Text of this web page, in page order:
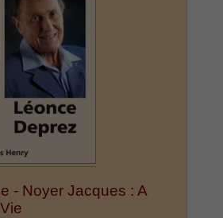
- Noyer Jacques : A